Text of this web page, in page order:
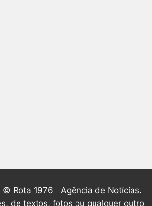
Rota 1976 | Agência de Notícias.
de textos, fotos ou qualquer outro